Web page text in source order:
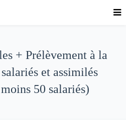
+ Prélèvement à la
et assimilés
50 salariés)